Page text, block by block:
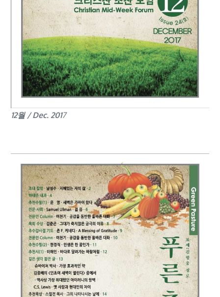
12월 / Dec. 2017